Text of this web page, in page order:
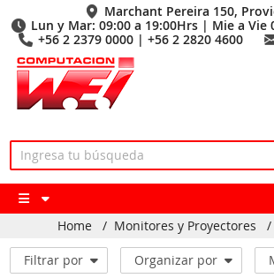
Marchant Pereira 150,
Lun y Mar: 09:00 a 19:00Hrs | Mie a Vie
+56 2 2379 0000 | +56 2 2820 4600
Home / Monitores y Proyectores /
Filtrar por Organizar por